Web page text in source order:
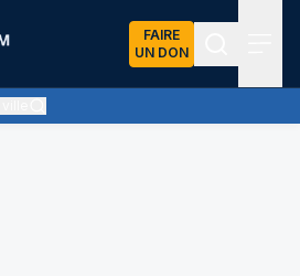
FAIRE
UN DON
pas de nuages et un soleil omniprésent